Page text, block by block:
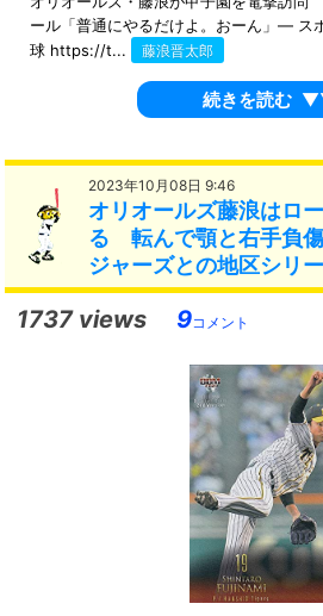
ール「普通にやるだけよ。おーん」―
球 https://t...
藤浪晋太郎
続きを読む
2023年10月08日 9:46
オリオールズ藤浪はロ
る 転んで顎と右手負
ジャーズとの地区シリ
1737 views 9コメント